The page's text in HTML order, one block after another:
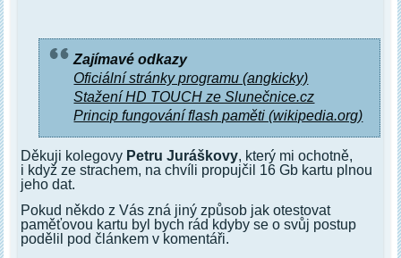
Zajímavé odkazy
Oficiální stránky programu (angkicky)
Stažení HD TOUCH ze Slunečnice.cz
Princip fungování flash paměti (wikipedia.org)
Děkuji kolegovy Petru Juráškovy, který mi ochotně,
i když ze strachem, na chvíli propujčil 16 Gb kartu plnou
jeho dat.
Pokud někdo z Vás zná jiný způsob jak otestovat
paměťovou kartu byl bych rád kdyby se o svůj postup
podělil pod článkem v komentáři.